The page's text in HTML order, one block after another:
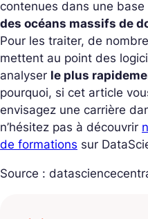
contenues dans une
des océans massifs de
Pour les traiter, de
mettent au point des
analyser le plus
pourquoi, si cet article
envisagez une carrière
n’hésitez pas à découvrir
de formations sur
Source :